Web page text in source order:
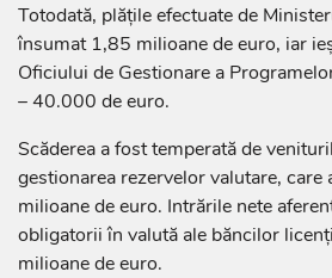
Totodată, plățile efectuate de
însumat 1,85 milioane de euro, iar
Oficiului de Gestionare a
– 40.000 de euro.
Scăderea a fost temperată de
gestionarea rezervelor valutare,
milioane de euro. Intrările nete
obligatorii în valută ale băncilor
milioane de euro.